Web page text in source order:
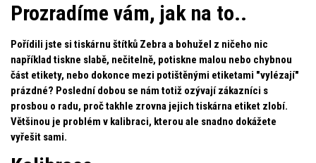
Prozradíme vám, jak na to..
Pořídili jste si tiskárnu štítků Zebra a bohužel z ničeho nic
například tiskne slabě, nečitelně, potiskne malou nebo chybnou
část etikety, nebo dokonce mezi potištěnými etiketami "vylézají"
prázdné? Poslední dobou se nám totiž ozývají zákazníci s
prosbou o radu, proč takhle zrovna jejich tiskárna etiket zlobí.
Většinou je problém v kalibraci, kterou ale snadno dokážete
vyřešit sami.